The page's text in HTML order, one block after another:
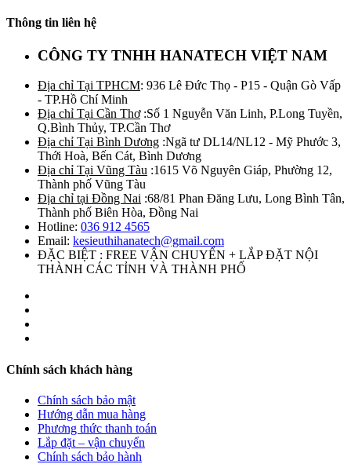
Thông tin liên hệ
CÔNG TY TNHH HANATECH VIỆT NAM
Địa chỉ Tại TPHCM: 936 Lê Đức Thọ - P15 - Quận Gò Vấp
- TP.Hồ Chí Minh
Địa chỉ Tại Cần Thơ:Số 1 Nguyễn Văn Linh, P.Long Tuyền,
Q.Bình Thủy, TP.Cần Thơ
Địa chỉ Tại Bình Dương :Ngã tư DL14/NL12 - Mỹ Phước 3,
Thới Hoà, Bến Cát, Bình Dương
Địa chỉ Tại Vũng Tàu :1615 Võ Nguyên Giáp, Phường 12,
Thành phố Vũng Tàu
Địa chỉ tại Đồng Nai :68/81 Phan Đăng Lưu, Long Bình Tân,
Thành phố Biên Hòa, Đồng Nai
Hotline: 036 912 4565
Email: kesieuthihanatech@gmail.com
ĐẶC BIỆT : FREE VẬN CHUYỂN + LẮP ĐẶT NỘI
THÀNH CÁC TỈNH VÀ THÀNH PHỐ
Chính sách khách hàng
Chính sách bảo mật
Hướng dẫn mua hàng
Phương thức thanh toán
Lắp đặt – vận chuyển
Chính sách bảo hành